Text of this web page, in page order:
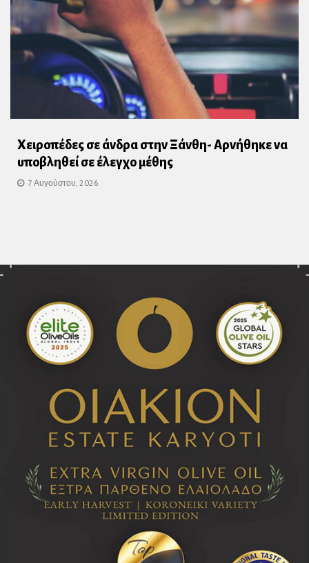
Χειροπέδες σε άνδρα στην Ξάνθη- Αρνήθηκε να
υποβληθεί σε έλεγχο μέθης
7 Αυγούστου, 2026